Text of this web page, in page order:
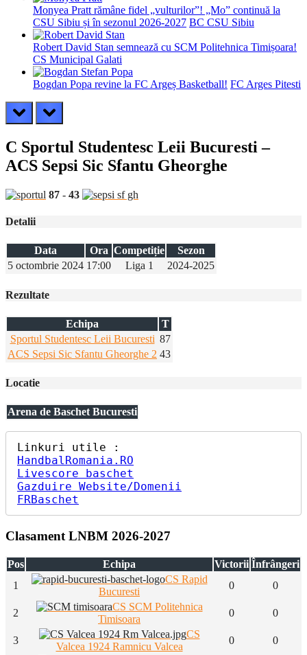
Monyea Pratt rămâne fidel „vulturilor”! „Mo” continuă la
CSU Sibiu și în sezonul 2026-2027 BC CSU Sibiu
Robert David Stan semnează cu SCM Politehnica Timișoara!
CS Municipal Galati
Bogdan Popa revine la FC Argeș Basketball! FC Arges Pitesti
prev next
C Sportul Studentesc Leii Bucuresti –
ACS Sepsi Sic Sfantu Gheorghe
87 - 43
Detalii
Data Ora Competiție
Sezon
5 octombrie 2024 17:00 Liga 1 2024-2025
Rezultate
Echipa
T
Sportul Studentesc Leii Bucuresti 87
ACS Sepsi Sic Sfantu Gheorghe 2 43
Locatie
Arena de Baschet Bucuresti
HandbalRomania.RO
Livescore baschet
Gazduire Website/Domenii
FRBaschet
Clasament LNBM 2026-2027
Pos Echipa Victorii Înfrângeri
1
CS Rapid
Bucuresti
0 0
2
CS SCM Politehnica
Timisoara
0 0
3
CS
Valcea 1924 Ramnicu Valcea
0 0